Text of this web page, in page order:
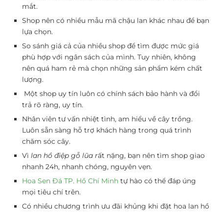
mắt.
Shop nên có nhiều mẫu mã chậu lan khác nhau để bạn
lựa chọn.
So sánh giá cả của nhiều shop để tìm được mức giá
phù hợp với ngân sách của mình. Tuy nhiên, không
nên quá ham rẻ mà chọn những sản phẩm kém chất
lượng.
Một shop uy tín luôn có chính sách bảo hành và đổi
trả rõ ràng, uy tín.
Nhân viên tư vấn nhiệt tình, am hiểu về cây trồng.
Luôn sẵn sàng hỗ trợ khách hàng trong quá trình
chăm sóc cây.
Vì lan hồ điệp gỗ lũa rất nặng, bạn nên tìm shop giao
nhanh 24h, nhanh chóng, nguyên vẹn.
Hoa Sen Đá TP. Hồ Chí Minh tự hào có thể đáp úng
mọi tiêu chí trên.
Có nhiều chương trình ưu đãi khủng khi đặt hoa lan hồ